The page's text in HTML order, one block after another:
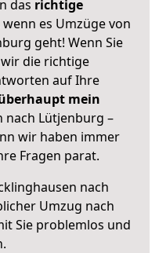
das richtige
es Umzüge von
geht! Wenn Sie
die richtige
auf Ihre
mein
nach Lütjenburg –
wir haben immer
Fragen parat.
nach
Umzug nach
Sie problemlos und